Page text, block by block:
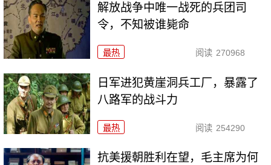
解放战争中唯一战死的兵团司
令，不知被谁毙命
最热 阅读 270968
日军进犯黄崖洞兵工厂，暴露了
八路军的战斗力
最热 阅读 254290
抗美援朝胜利在望，毛主席为何